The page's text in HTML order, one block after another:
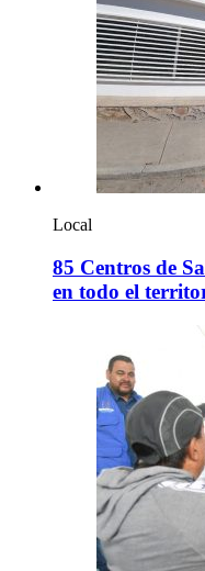
Local
85 Centros de
en todo el